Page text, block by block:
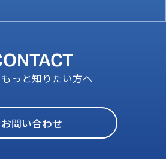
っと知りたい方へ
お問い合わせ